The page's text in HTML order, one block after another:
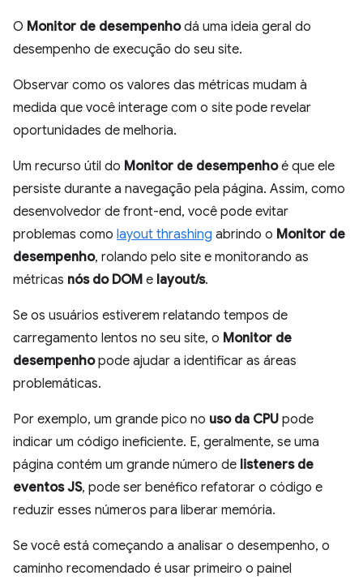
O Monitor de desempenhodá uma ideia geral do
desempenho de execução do seu site.
Observar como os valores das métricas mudam à
medida que você interage com o site pode revelar
oportunidades de melhoria.
Um recurso útil do Monitor de desempenhoé que ele
persiste durante a navegação pela página. Assim, como
desenvolvedor de front-end, você pode evitar
problemas como layout thrashing abrindo o Monitor de
desempenho, rolando pelo site e monitorando as
métricas nós do DOM e layout/s.
Se os usuários estiverem relatando tempos de
carregamento lentos no seu site, o Monitor de
desempenhopode ajudar a identificar as áreas
problemáticas.
Por exemplo, um grande pico no uso da CPU pode
indicar um código ineficiente. E, geralmente, se uma
página contém um grande número de listeners de
eventos JS, pode ser benéfico refatorar o código e
reduzir esses números para liberar memória.
Se você está começando a analisar o desempenho, o
caminho recomendado é usar primeiro o painel